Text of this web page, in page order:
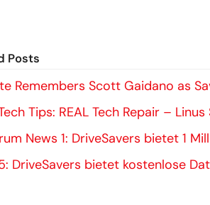
Posts
Remembers Scott Gaidano as
Tips: REAL Tech Repair –
News 1: DriveSavers bietet 1
DriveSavers bietet kostenlose